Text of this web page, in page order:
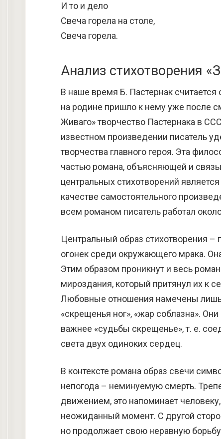
И то и дело
Свеча горела на столе,
Свеча горела.
Анализ стихотворения
В наше время Б. Пастернак
на родине пришло к нему уже после
Живаго» творчество Пастернака в
известном произведении писатель
творчества главного героя. Эта
частью романа, объясняющей и
центральных стихотворений
качестве самостоятельного
всем романом писатель работал
Центральный образ стихотворения
огонек среди окружающего мрака.
Этим образом проникнут и весь
мироздания, который притянул их к
Любовные отношения намечены лишь
«скрещенья ног», «жар соблазна».
важнее «судьбы скрещенье», т. е.
света двух одиноких сердец.
В контексте романа образ свечи
непогода – неминуемую смерть.
движением, это напоминает
неожиданный момент. С другой
но продолжает свою неравную